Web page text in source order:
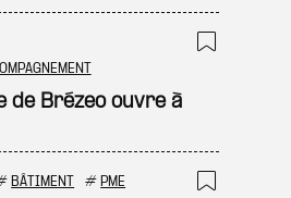
sélection
de Brézeo ouvre à
BÂTIMENT #PME